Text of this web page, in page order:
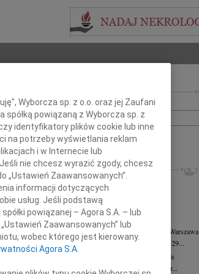
Imię i nazwisko lub numer ogłoszenia:
+ szukanie zaawansowane
INNE NEKROLOGI
07.08.2026Warszawa
Dziekanie Wydziału dr hab. Julii Kubisie,...
07.08.2026Warszawa
Naszej kochanej i dzielnej Marylce Butruk...
Jacek Tadeusz Duniec
Warszawa
Z wielkim żalem przyjęliśmy wiadomość, że 29...
Małgorzata Kościelska
Warszawa
W dniu 3 sierpnia 2026 roku zmarła Profesor...
Wyborcza sp. z o.o. oraz jej Zaufani
spółką powiązaną z Wyborcza sp. z
identyfikatory plików cookie lub inne
na potrzeby wyświetlania reklam
i w Internecie lub
nie chcesz wyrazić zgody, chcesz
Zaawansowanych”.
informacji dotyczących
usług. Jeśli podstawą
powiązanej – Agora S.A. – lub
Zaawansowanych” lub
wobec którego jest kierowany.
Agora S.A.